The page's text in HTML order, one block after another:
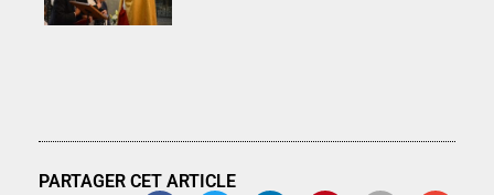
PARTAGER CET ARTICLE